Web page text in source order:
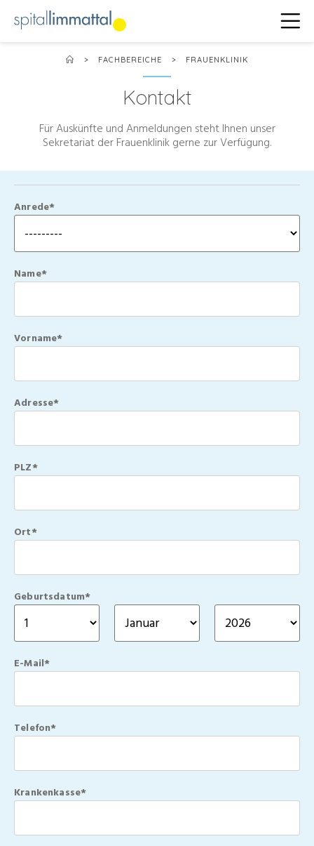
> FACHBEREICHE > FRAUENKLINIK
Kontakt
Für Auskünfte und Anmeldungen steht Ihnen unser
Sekretariat der Frauenklinik gerne zur Verfügung.
Anrede*
Name*
Vorname*
Adresse*
PLZ*
Ort*
Geburtsdatum*
E-Mail*
Telefon*
Krankenkasse*